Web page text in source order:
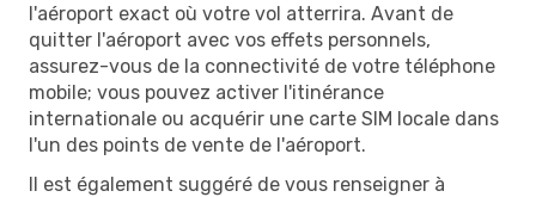
l'aéroport exact où votre vol atterrira. Avant de
quitter l'aéroport avec vos effets personnels,
assurez-vous de la connectivité de votre téléphone
mobile; vous pouvez activer l'itinérance
internationale ou acquérir une carte SIM locale dans
l'un des points de vente de l'aéroport.
Il est également suggéré de vous renseigner à